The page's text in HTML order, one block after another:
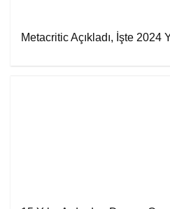
Metacritic Açıkladı, İşte 2024